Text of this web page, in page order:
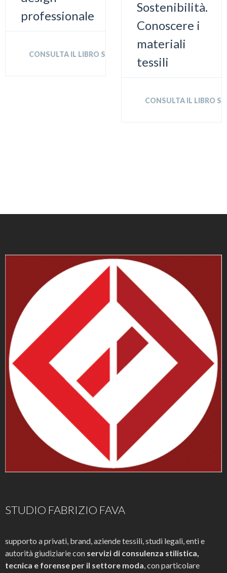
professionale
CONSULTA IL LIBRO SU AMAZON
Sostenibilità.
Conoscere i
materiali
tessili
CONSULTA IL LIBRO
STUDIO FABRIZIO FAVA
supporto a privati, brand, aziende tessili, studi legali, enti e
autorità giudiziarie con servizi di consulenza stilistica,
tecnica e forense per il settore moda, con particolare